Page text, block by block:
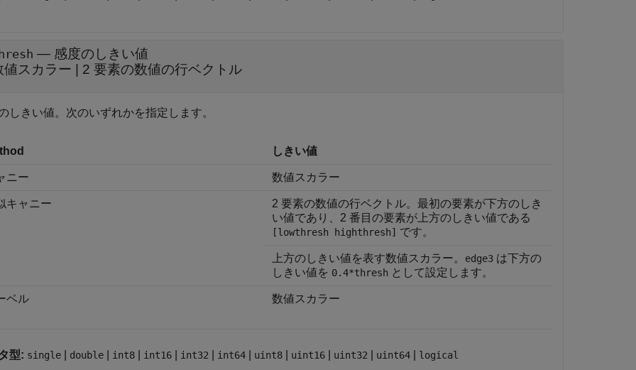
— 感度のしきい値
値スカラー
2 要素の数値の行ベクトル
しきい値。次のいずれかを指定します。
しきい値
ニー 数値スカラー
キャニー
2 要素の数値の行ベクトル。最初の要素が下方のしき
い値であり、2 番目の要素が上方のしきい値である
[lowthresh highthresh] です。
上方のしきい値を表す数値スカラー。 edge3 は下方の
しきい値を 0.4*thresh として設定します。
ベル 数値スカラー
型: single double int8 int16 int32 int64 uint8 uint16 uint32 uint64 logical